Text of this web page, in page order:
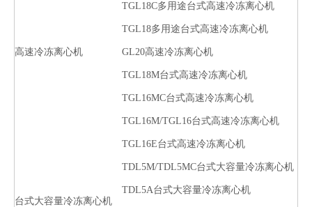
高速冷冻离心机
TGL18C多用途台式高速冷冻离心机
TGL18多用途台式高速冷冻离心机
GL20高速冷冻离心机
TGL18M台式高速冷冻离心机
TGL16MC台式高速冷冻离心机
TGL16M/TGL16台式高速冷冻离心机
TGL16E台式高速冷冻离心机
台式大容量冷冻离心机
TDL5M/TDL5MC台式大容量冷冻离心机
TDL5A台式大容量冷冻离心机